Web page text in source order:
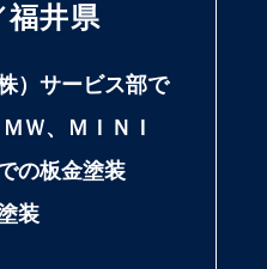
福井県
）サービス部で
Ｗ、ＭＩＮＩ
の板金塗装
装